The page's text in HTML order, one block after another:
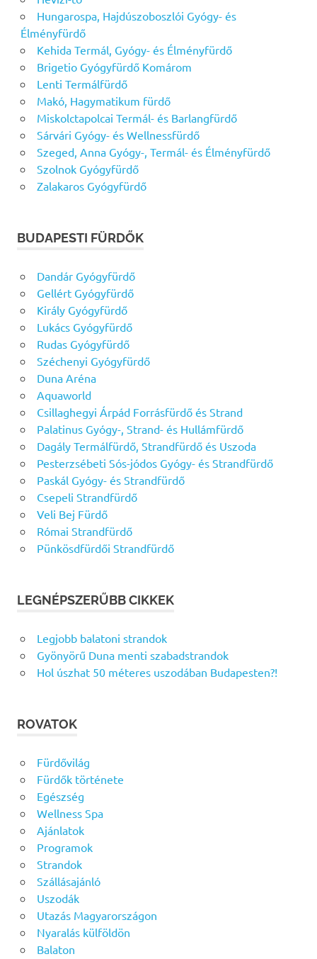
Hungarospa, Hajdúszoboszlói Gyógy- és
Élményfürdő
Kehida Termál, Gyógy- és Élményfürdő
Brigetio Gyógyfürdő Komárom
Lenti Termálfürdő
Makó, Hagymatikum fürdő
Miskolctapolcai Termál- és Barlangfürdő
Sárvári Gyógy- és Wellnessfürdő
Szeged, Anna Gyógy-, Termál- és Élményfürdő
Szolnok Gyógyfürdő
Zalakaros Gyógyfürdő
BUDAPESTI FÜRDŐK
Dandár Gyógyfürdő
Gellért Gyógyfürdő
Király Gyógyfürdő
Lukács Gyógyfürdő
Rudas Gyógyfürdő
Széchenyi Gyógyfürdő
Duna Aréna
Aquaworld
Csillaghegyi Árpád Forrásfürdő és Strand
Palatinus Gyógy-, Strand- és Hullámfürdő
Dagály Termálfürdő, Strandfürdő és Uszoda
Pesterzsébeti Sós-jódos Gyógy- és Strandfürdő
Paskál Gyógy- és Strandfürdő
Csepeli Strandfürdő
Veli Bej Fürdő
Római Strandfürdő
Pünkösdfürdői Strandfürdő
LEGNÉPSZERŰBB CIKKEK
Legjobb balatoni strandok
Gyönyörű Duna menti szabadstrandok
Hol úszhat 50 méteres uszodában Budapesten?!
ROVATOK
Fürdővilág
Fürdők története
Egészség
Wellness Spa
Ajánlatok
Programok
Strandok
Szállásajánló
Uszodák
Utazás Magyarországon
Nyaralás külföldön
Balaton